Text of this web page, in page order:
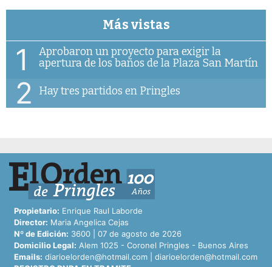
Más vistas
1
Aprobaron un proyecto para exigir la
apertura de los baños de la Plaza San Martín
2 Hay tres partidos en Pringles
Propietario: Enrique Raul Laborde
Director: Maria Angelica Cejas
Nº de Edición: 3600 | 07 de agosto de 2026
Domicilio Legal: Alem 1025 - Coronel Pringles - Buenos Aires
Emails: diarioelorden@hotmail.com
diarioelorden@hotmail.com